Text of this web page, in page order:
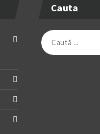
Cauta
Caută
după: